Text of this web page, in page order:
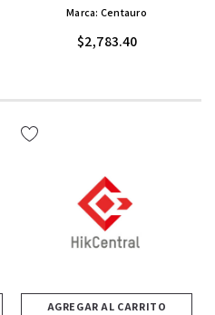
Marca: Centauro
$2,783.40
AGREGAR AL CARRITO